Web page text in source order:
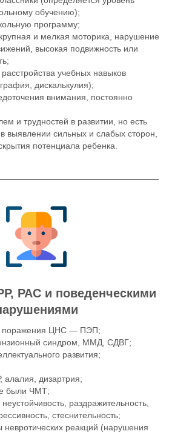
обучению);
программу;
и мелкая моторика, нарушение
высокая подвижность или
учебных навыков
дискалькулия);
внимания, постоянно
и трудностей в развитии, но есть
выявлении сильных и слабых сторон,
потенциала ребенка.
РАС и поведенческими
поражения ЦНС — ПЭП;
синдром, ММД, СДВГ;
развития;
дизартрия;
были ЧМТ;
раздражительность,
стеснительность;
невротических реакций (нарушения